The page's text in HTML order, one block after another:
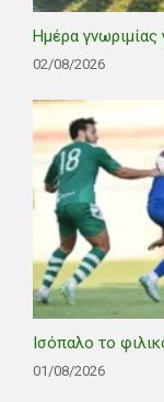
Ημέρα
02/08/2026
Ισόπαλο το
01/08/2026